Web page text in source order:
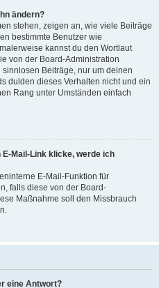
ändern?
stehen, zeigen an, wie viele Beiträge
bestimmte Benutzer wie
kannst du den Wortlaut
von der Board-Administration
Beiträge, nur um deinen
dulden dieses Verhalten nicht und ein
Rang unter Umständen einfach
Mail-Link klicke, werde ich
E-Mail-Funktion für
falls diese von der Board-
Maßnahme soll den Missbrauch
eine Antwort?